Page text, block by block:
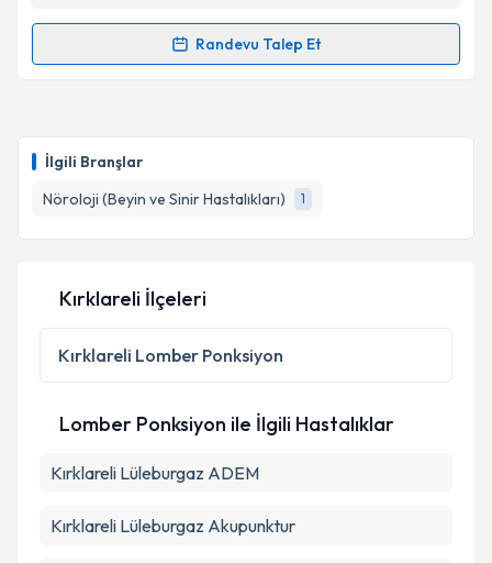
İlgili Branşlar
Nöroloji (Beyin ve Sinir Hastalıkları)
1
Randevu Talep Et
Randevu Takvimi Talebi
için bir takvim hazırlandığında e-posta ile
bilgilendireceğiz.
E-posta Adresiniz
Kişisel verilerimin işlenmesine ilişkin
Metni'ni okudum ve kişisel verilerimin belirtilen
Kırklareli İlçeleri
Kırklareli Lomber Ponksiyon
Lomber Ponksiyon ile İlgili Hastalıklar
Kırklareli Lüleburgaz ADEM
Kırklareli Lüleburgaz Akupunktur